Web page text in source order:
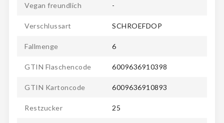
Vegan freundlich -
Verschlussart SCHROEFDOP
Fallmenge 6
GTIN Flaschencode 6009636910398
GTIN Kartoncode 6009636910893
Restzucker 25